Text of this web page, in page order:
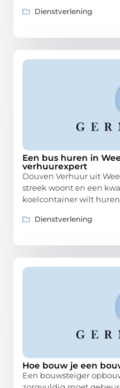
Dienstverlening
Een bus huren in
verhuurexpert
Douven Verhuur uit
streek woont en een
koelcontainer wilt
Dienstverlening
Hoe bouw je een
Een bouwsteiger